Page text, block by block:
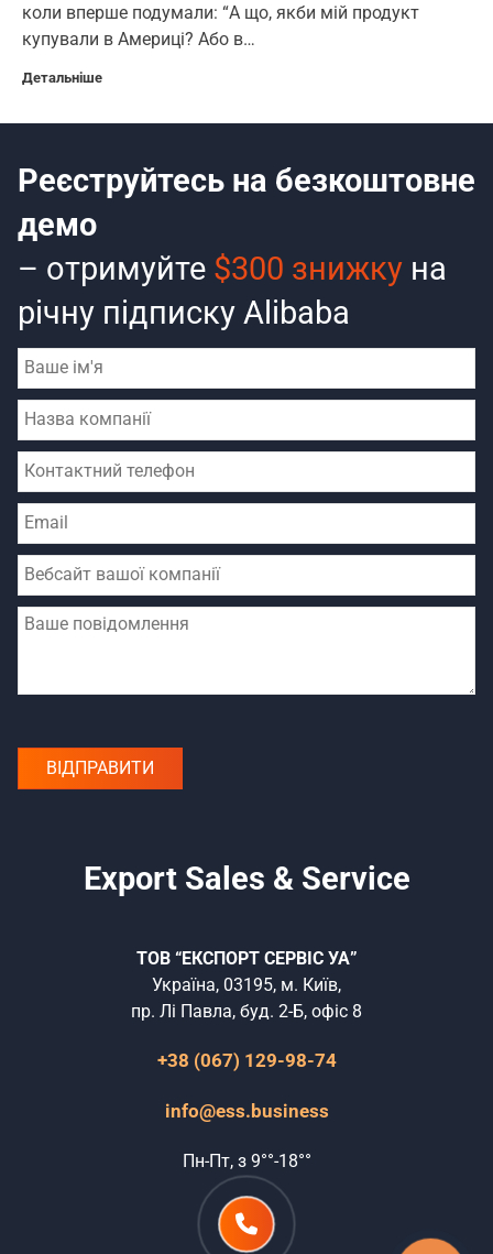
коли вперше подумали: “А що, якби мій продукт
купували в Америці? Або в…
Детальніше
Реєструйтесь на безкоштовне
демо
– отримуйте $300 знижку на
річну підписку Alibaba
Export Sales & Service
ТОВ “ЕКСПОРТ СЕРВІС УА”
Україна, 03195, м. Київ,
пр. Лі Павла, буд. 2-Б, офіс 8
+38 (067) 129-98-74
info@ess.business
Пн-Пт, з 9°°-18°°